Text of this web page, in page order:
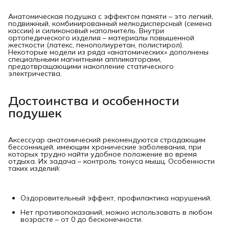
Анатомическая подушка с эффектом памяти – это легкий,
подвижный, комбинированный мелкодисперсный (семена
кассии) и силиконовый наполнитель. Внутри
ортопедического изделия – материалы повышенной
жесткости (латекс, пенополиуретан, полистирол).
Некоторые модели из ряда «анатомических» дополнены
специальными магнитными аппликаторами,
предотвращающими накопление статического
электричества.
Достоинства и особенности
подушек
Аксессуар анатомический рекомендуются страдающим
бессонницей, имеющим хронические заболевания, при
которых трудно найти удобное положение во время
отдыха. Их задача – контроль тонуса мышц. Особенности
таких изделий:
Оздоровительный эффект, профилактика нарушений.
Нет противопоказаний, можно использовать в любом
возрасте – от 0 до бесконечности.